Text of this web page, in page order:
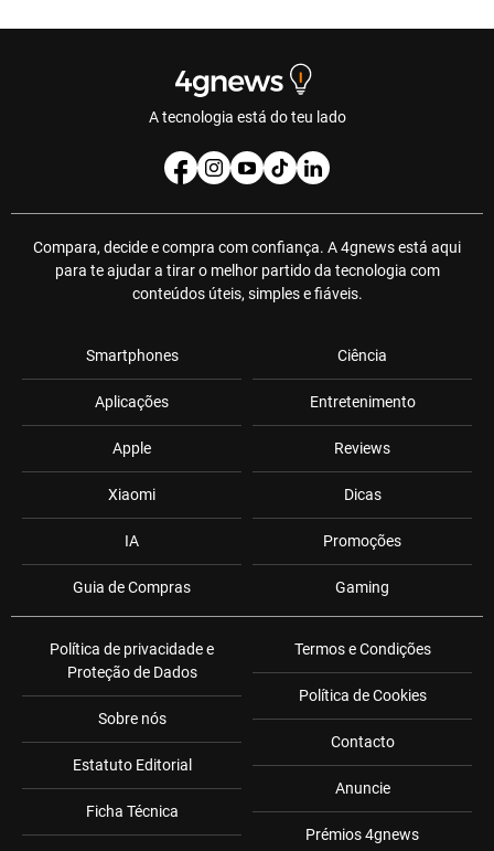
A tecnologia está do teu lado
Compara, decide e compra com confiança. A 4gnews está aqui
para te ajudar a tirar o melhor partido da tecnologia com
conteúdos úteis, simples e fiáveis.
Smartphones
Aplicações
Apple
Xiaomi
IA
Guia de Compras
Ciência
Entretenimento
Reviews
Dicas
Promoções
Gaming
Política de privacidade e
Proteção de Dados
Sobre nós
Estatuto Editorial
Ficha Técnica
Termos e Condições
Política de Cookies
Contacto
Anuncie
Prémios 4gnews